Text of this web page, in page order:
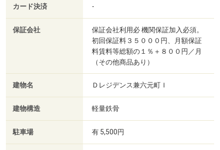
カード決済 -
保証会社
保証会社利用必 機関保証加入必須。
初回保証料３５０００円、月額保証
料賃料等総額の１％＋８００円／月
（その他商品あり）
建物名 Ｄレジデンス兼六元町Ｉ
建物構造 軽量鉄骨
駐車場 有 5,500円